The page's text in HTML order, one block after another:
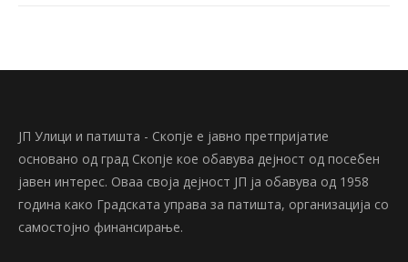
ЈП Улици и патишта - Скопје е јавно претпријатие
основано од град Скопје кое обавува дејност од посебен
јавен интерес. Оваа своја дејност ЈП ја обавува од 1958
година како Градската управа за патишта, организација со
самостојно финансирање.